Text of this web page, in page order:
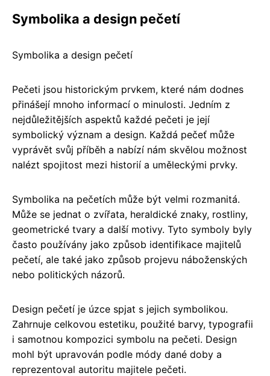
Symbolika a design pečetí
Symbolika a design pečetí
Pečeti jsou historickým prvkem, které nám dodnes
přinášejí mnoho informací o minulosti. Jedním z
nejdůležitějších aspektů každé pečeti je její
symbolický význam a design. Každá pečeť může
vyprávět svůj příběh a nabízí nám skvělou možnost
nalézt spojitost mezi historií a uměleckými prvky.
Symbolika na pečetích může být velmi rozmanitá.
Může se jednat o zvířata, heraldické znaky, rostliny,
geometrické tvary a další motivy. Tyto symboly byly
často používány jako způsob identifikace majitelů
pečetí, ale také jako způsob projevu náboženských
nebo politických názorů.
Design pečetí je úzce spjat s jejich symbolikou.
Zahrnuje celkovou estetiku, použité barvy, typografii
i samotnou kompozici symbolu na pečeti. Design
mohl být upravován podle módy dané doby a
reprezentoval autoritu majitele pečeti.